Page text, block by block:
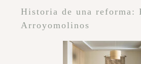
Historia de una reforma:
Arroyomolinos